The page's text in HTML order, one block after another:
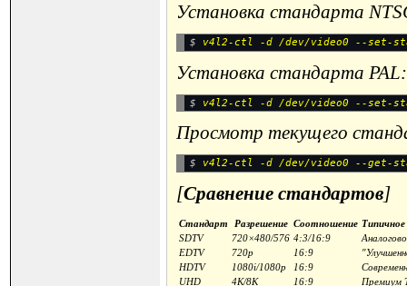
Установка стандарта
$
Установка стандарта PAL:
$
Просмотр текущего
$
[Сравнение стандартов]
Стандарт Разрешение Соотношение Типичное
SDTV
720×480/576 4:3/16:9
EDTV
720p 16:9
HDTV
1080i/1080p 16:9
UHD
4K/8K 16:9 Премиум